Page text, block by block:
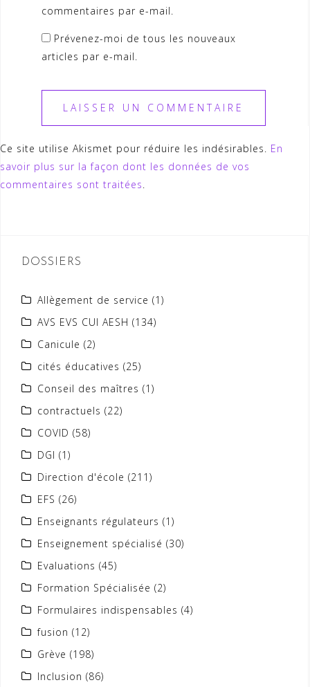
commentaires par e-mail.
Prévenez-moi de tous les nouveaux
articles par e-mail.
Ce site utilise Akismet pour réduire les indésirables. En
savoir plus sur la façon dont les données de vos
commentaires sont traitées.
DOSSIERS
Allègement de service (1)
AVS EVS CUI AESH (134)
Canicule (2)
cités éducatives (25)
Conseil des maîtres (1)
contractuels (22)
COVID (58)
DGI (1)
Direction d'école (211)
EFS (26)
Enseignants régulateurs (1)
Enseignement spécialisé (30)
Evaluations (45)
Formation Spécialisée (2)
Formulaires indispensables (4)
fusion (12)
Grève (198)
Inclusion (86)